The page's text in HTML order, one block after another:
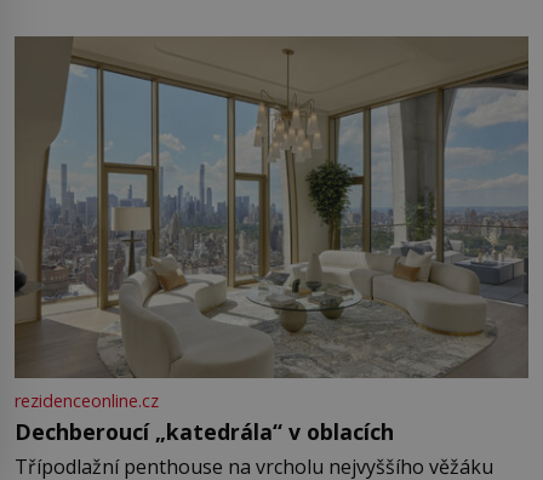
rezidenceonline.cz
Dechberoucí „katedrála“ v oblacích
Třípodlažní penthouse na vrcholu nejvyššího věžáku